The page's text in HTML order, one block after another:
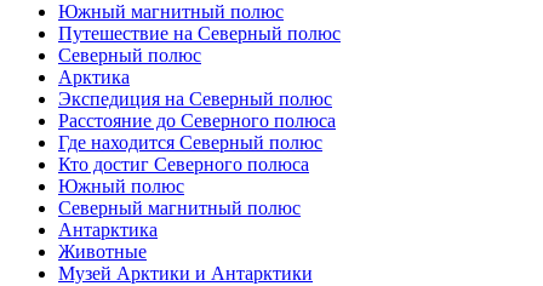
Южный магнитный полюс
Путешествие на Северный полюс
Северный полюс
Арктика
Экспедиция на Северный полюс
Расстояние до Северного полюса
Где находится Северный полюс
Кто достиг Северного полюса
Южный полюс
Северный магнитный полюс
Антарктика
Животные
Музей Арктики и Антарктики